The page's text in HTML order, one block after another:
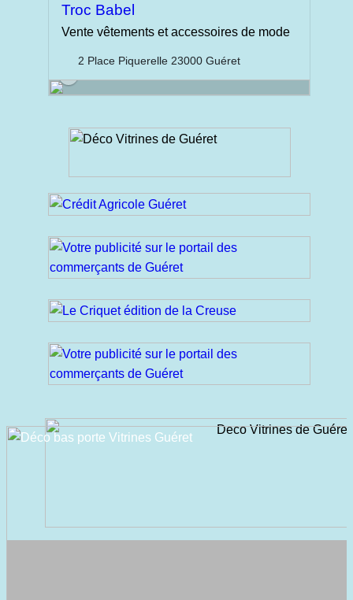
Troc Babel
Vente vêtements et accessoires de mode
2 Place Piquerelle 23000 Guéret